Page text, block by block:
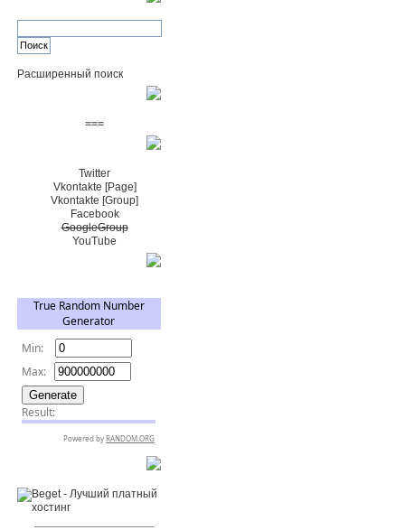
Расширенный поиск
===
Twitter
Vkontakte [Page]
Vkontakte [Group]
Facebook
GoogleGroup
YouTube